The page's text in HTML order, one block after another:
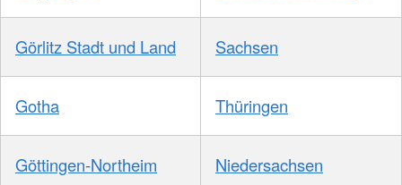
Görlitz Stadt und Land Sachsen
Gotha Thüringen
Göttingen-Northeim Niedersachsen